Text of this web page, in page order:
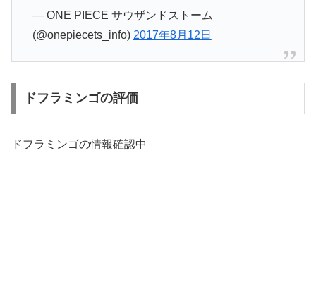
— ONE PIECE サウザンドストーム
(@onepiecets_info) 2017年8月12日
ドフラミンゴの評価
ドフラミンゴの情報確認中